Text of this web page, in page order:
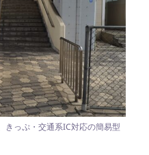
きっぷ・交通系IC対応の簡易型